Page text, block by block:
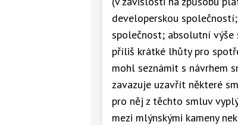
developerskou
společnost; absolutní výše
příliš krátké lhůty pro
mohl seznámit s návrhem
zavazuje uzavřít některé
pro něj z těchto smluv
mezi mlýnskými kameny